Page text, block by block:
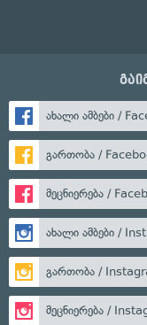
ახალი ამბები /
გართობა /
მეცნიერება /
ახალი ამბები /
გართობა /
მეცნიერება /